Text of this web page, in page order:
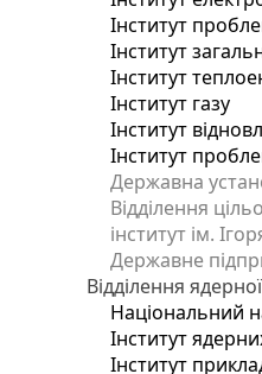
Інститут
Інститут
Інститут
Інститут газу
Інститут
Інститут
Державна
Відділення
інститут ім.
Державне
Відділення
Національний
Інститут
Інститут